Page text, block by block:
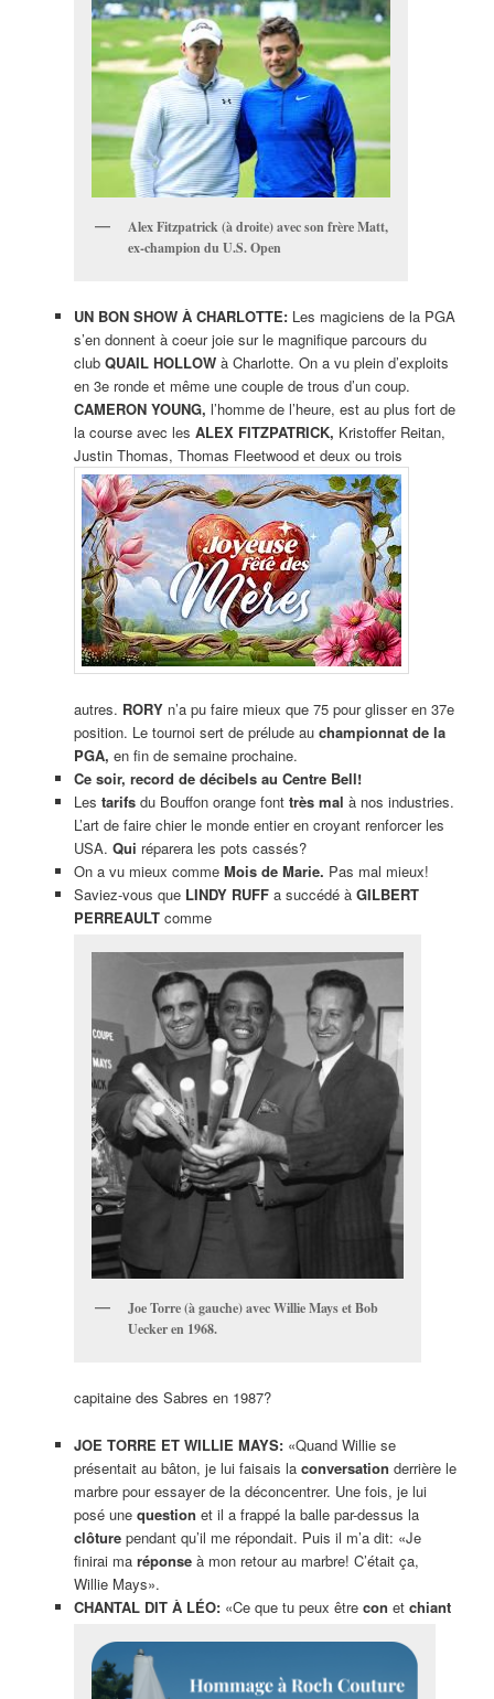
Alex Fitzpatrick (à droite) avec son frère Matt,
ex-champion du U.S. Open
UN BON SHOW À CHARLOTTE:Les magiciens de la PGA
s’en donnent à coeur joie sur le magnifique parcours du
club QUAIL HOLLOWà Charlotte. On a vu plein d’exploits
en 3e ronde et même une couple de trous d’un coup.
CAMERON YOUNG, l’homme de l’heure, est au plus fort de
la course avec les ALEX FITZPATRICK, Kristoffer Reitan,
Justin Thomas, Thomas Fleetwood et deux ou trois
autres. RORYn’a pu faire mieux que 75 pour glisser en 37e
position. Le tournoi sert de prélude au championnat de la
PGA, en fin de semaine prochaine.
Ce soir, record de décibels au Centre Bell!
Les tarifsdu Bouffon orange font très mal à nos industries.
L’art de faire chier le monde entier en croyant renforcer les
USA. Qui réparera les pots cassés?
On a vu mieux comme Mois de Marie. Pas mal mieux!
Saviez-vous que LINDY RUFFa succédé à GILBERT
PERREAULTcomme
Joe Torre (à gauche) avec Willie Mays et Bob
Uecker en 1968.
capitaine des Sabres en 1987?
JOE TORRE ET WILLIE MAYS: «Quand Willie se
présentait au bâton, je lui faisais la conversation derrière le
marbre pour essayer de la déconcentrer. Une fois, je lui
posé une question et il a frappé la balle par-dessus la
clôturependant qu’il me répondait. Puis il m’a dit: «Je
finirai ma réponseà mon retour au marbre! C’était ça,
Willie Mays».
CHANTAL DIT À LÉO: «Ce que tu peux être con et chiant